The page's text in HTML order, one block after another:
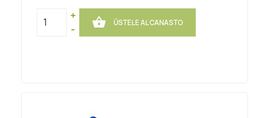
+
-
 ÚSTELE AL CANASTO